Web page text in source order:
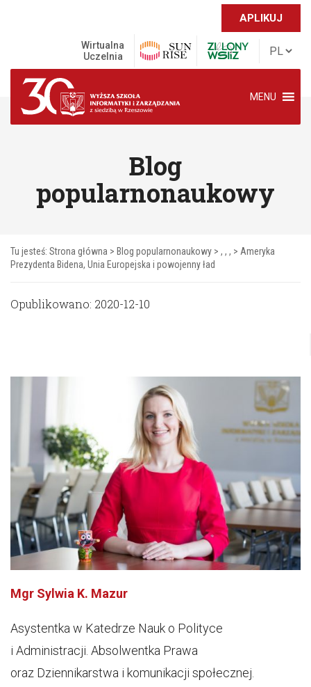
APLIKUJ
Wirtualna
Uczelnia
MENU
Blog
popularnonaukowy
Tu jesteś: Strona główna > Blog popularnonaukowy > , , , > Ameryka
Prezydenta Bidena, Unia Europejska i powojenny ład
Opublikowano: 2020-12-10
Mgr Sylwia K. Mazur
Asystentka w Katedrze Nauk o Polityce
i Administracji. Absolwentka Prawa
oraz Dziennikarstwa i komunikacji społecznej.